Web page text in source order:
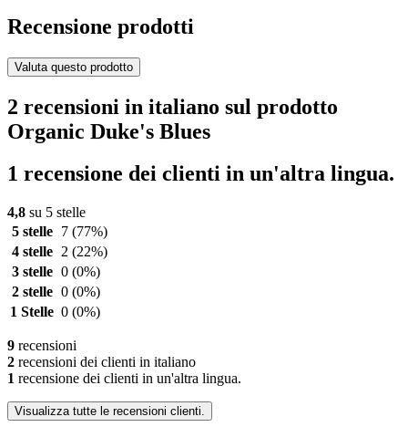
Recensione prodotti
Valuta questo prodotto
2 recensioni in italiano sul prodotto
Organic Duke's Blues
1 recensione dei clienti in un'altra lingua.
4,8 su 5 stelle
5 stelle
7 (77%)
4 stelle
2 (22%)
3 stelle 0 (0%)
2 stelle 0 (0%)
1 Stelle 0 (0%)
9 recensioni
2 recensioni dei clienti in italiano
1 recensione dei clienti in un'altra lingua.
Visualizza tutte le recensioni clienti.